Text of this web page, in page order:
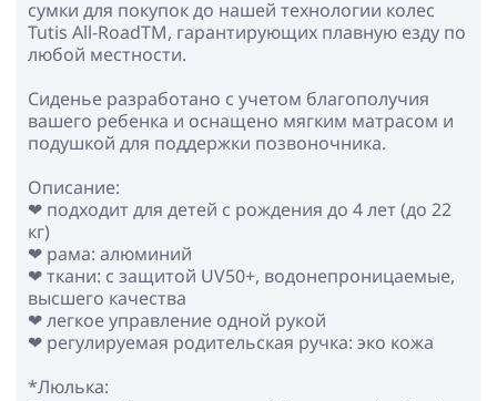
сумки для покупок до нашей технологии колес
Tutis All-RoadTM, гарантирующих плавную езду по
любой местности.
Сиденье разработано с учетом благополучия
вашего ребенка и оснащено мягким матрасом и
подушкой для поддержки позвоночника.
Описание:
❤ подходит для детей с рождения до 4 лет (до 22
кг)
❤ рама: алюминий
❤ ткани: с защитой UV50+, водонепроницаемые,
высшего качества
❤ легкое управление одной рукой
❤ регулируемая родительская ручка: эко кожа
*Люлька: